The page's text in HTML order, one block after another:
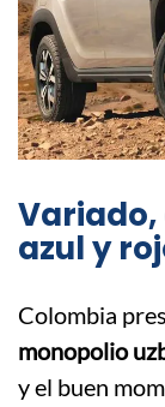
azul y
Colombia
monopolio
y el buen